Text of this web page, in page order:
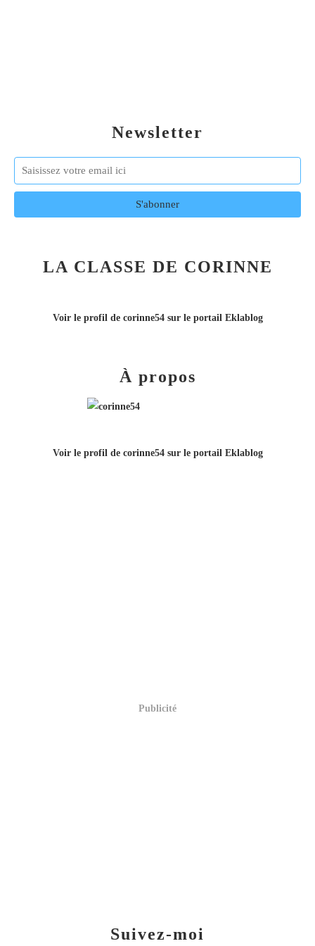
Newsletter
LA CLASSE DE CORINNE
Voir le profil de corinne54sur le portail Eklablog
Suivez-moi
À propos
Voir le profil de corinne54sur le portail Eklablog
Publicité